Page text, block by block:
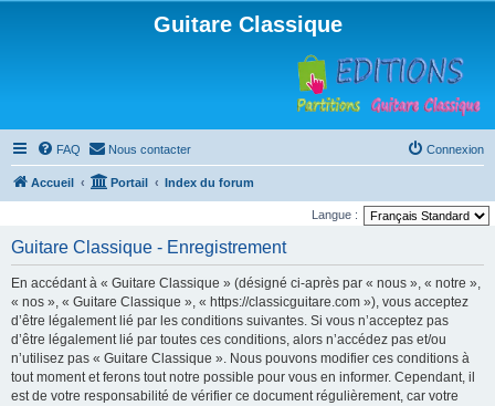
Guitare Classique
FAQ Nous contacter Connexion
Accueil Portail Index du forum
Langue :
Guitare Classique - Enregistrement
En accédant à « Guitare Classique » (désigné ci-après par « nous », « notre »,
« nos », « Guitare Classique », « https://classicguitare.com »), vous acceptez
d’être légalement lié par les conditions suivantes. Si vous n’acceptez pas
d’être légalement lié par toutes ces conditions, alors n’accédez pas et/ou
n’utilisez pas « Guitare Classique ». Nous pouvons modifier ces conditions à
tout moment et ferons tout notre possible pour vous en informer. Cependant, il
est de votre responsabilité de vérifier ce document régulièrement, car votre